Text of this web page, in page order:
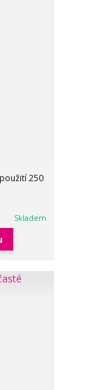
250
Skladem